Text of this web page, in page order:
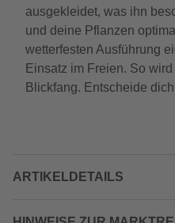
ausgekleidet, was ihn
und deine Pflanzen
wetterfesten Ausführung
Einsatz im Freien. So
Blickfang. Entscheide
ARTIKELDETAILS